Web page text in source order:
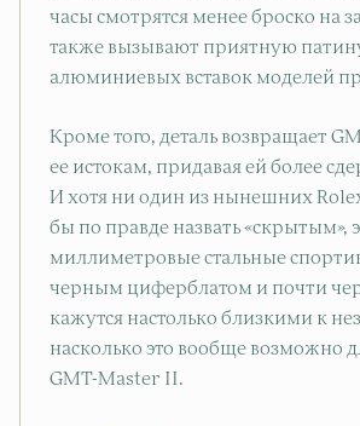
часы смотрятся менее броско на
также вызывают приятную
алюминиевых вставок моделей
Кроме того, деталь возвращает
ее истокам, придавая ей более
И хотя ни один из нынешних
бы по правде назвать «скрытым»,
миллиметровые стальные
черным циферблатом и почти
кажутся настолько близкими к
насколько это вообще возможно
GMT-Master II.